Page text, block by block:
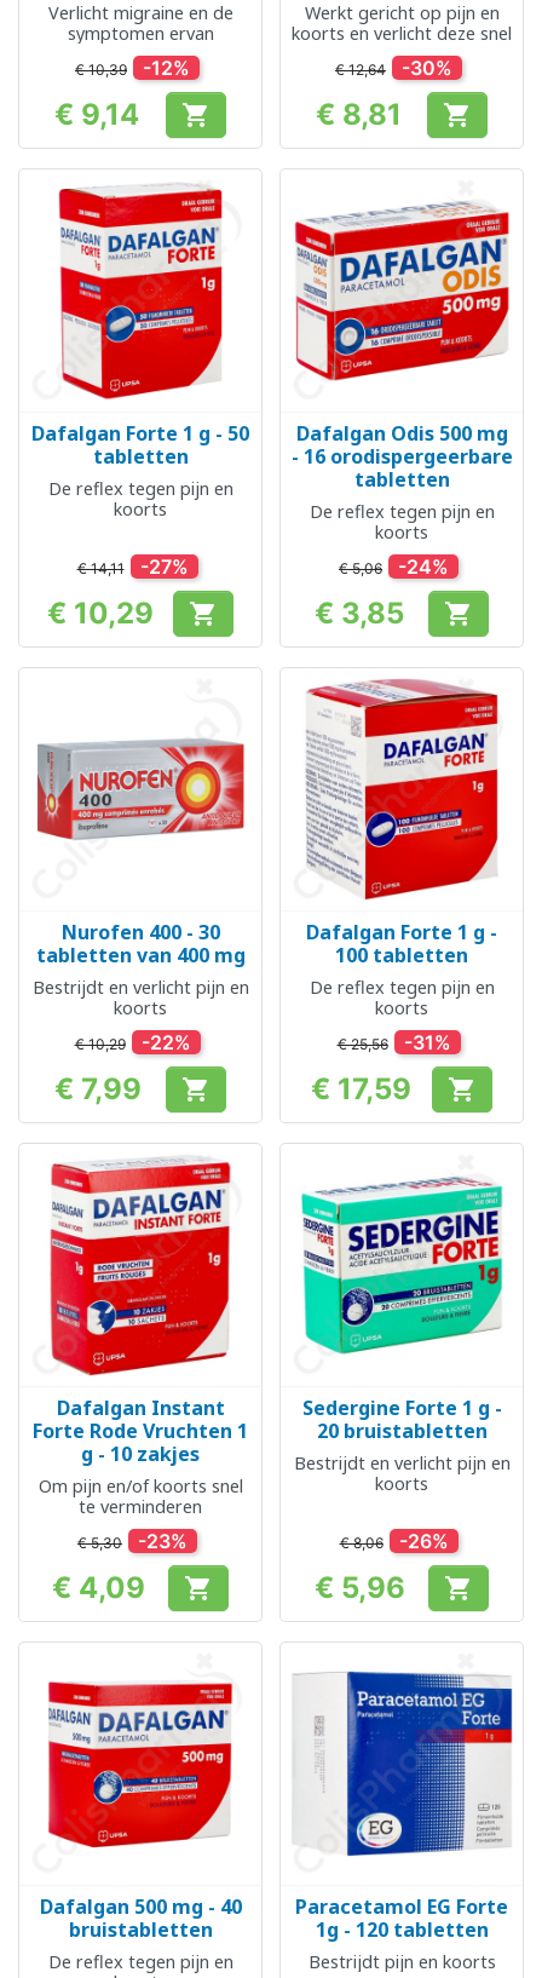
Verlicht migraine en de
symptomen ervan
€ 10,39 -12%
Prijs
€ 9,14 
Werkt gericht op pijn en
koorts en verlicht deze snel
€ 12,64 -30%
Prijs
€ 8,81 
Dafalgan Forte 1 g - 50
tabletten
De reflex tegen pijn en
koorts
€ 14,11 -27%
Prijs
€ 10,29 
Dafalgan Odis 500 mg
- 16 orodispergeerbare
tabletten
De reflex tegen pijn en
koorts
€ 5,06 -24%
Prijs
€ 3,85 
Nurofen 400 - 30
tabletten van 400 mg
Bestrijdt en verlicht pijn en
koorts
€ 10,29 -22%
Prijs
€ 7,99 
Dafalgan Forte 1 g -
100 tabletten
De reflex tegen pijn en
koorts
€ 25,56 -31%
Prijs
€ 17,59 
Dafalgan Instant
Forte Rode Vruchten 1
g - 10 zakjes
Om pijn en/of koorts snel
te verminderen
€ 5,30 -23%
Prijs
€ 4,09 
Sedergine Forte 1 g -
20 bruistabletten
Bestrijdt en verlicht pijn en
koorts
€ 8,06 -26%
Prijs
€ 5,96 
Dafalgan 500 mg - 40
bruistabletten
De reflex tegen pijn en
Paracetamol EG Forte
1g - 120 tabletten
Bestrijdt pijn en koorts